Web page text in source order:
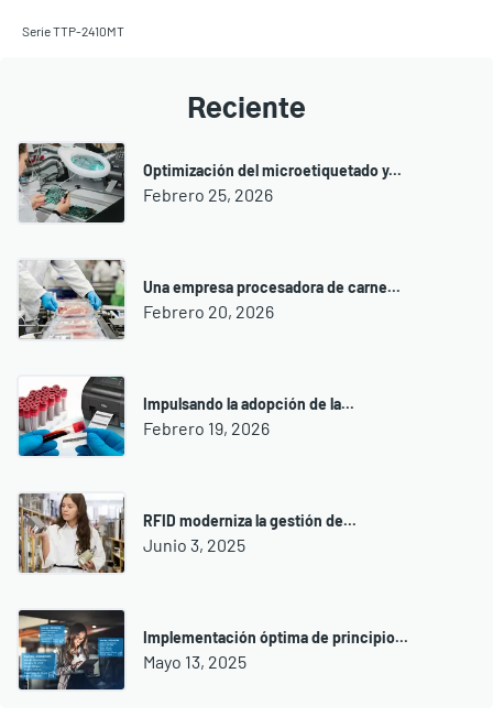
Serie TTP-2410MT
Reciente
Optimización del microetiquetado y...
Febrero 25, 2026
Una empresa procesadora de carne...
Febrero 20, 2026
Impulsando la adopción de la...
Febrero 19, 2026
RFID moderniza la gestión de...
Junio 3, 2025
Implementación óptima de principio...
Mayo 13, 2025